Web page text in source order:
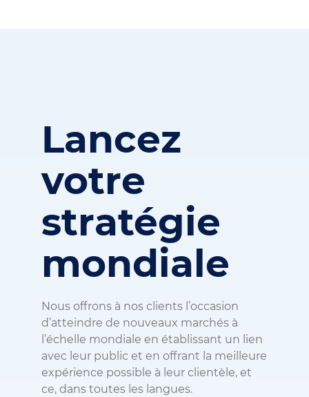
Lancez
votre
stratégie
mondiale
Nous offrons à nos clients l’occasion
d’atteindre de nouveaux marchés à
l’échelle mondiale en établissant un lien
avec leur public et en offrant la meilleure
expérience possible à leur clientèle, et
ce, dans toutes les langues.